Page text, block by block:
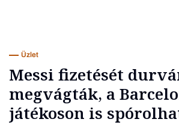
Üzlet
Messi fizetését
megvágták, a
játékoson is